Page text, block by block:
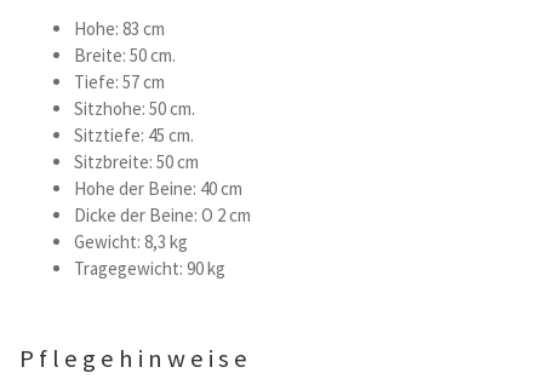
Hohe: 83 cm
Breite: 50 cm.
Tiefe: 57 cm
Sitzhohe: 50 cm.
Sitztiefe: 45 cm.
Sitzbreite: 50 cm
Hohe der Beine: 40 cm
Dicke der Beine: O 2 cm
Gewicht: 8,3 kg
Tragegewicht: 90 kg
Pflegehinweise